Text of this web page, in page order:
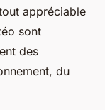
appréciable
sont
des
du